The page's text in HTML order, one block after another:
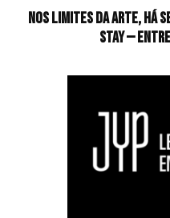
Nos limites da arte, há
STAY —